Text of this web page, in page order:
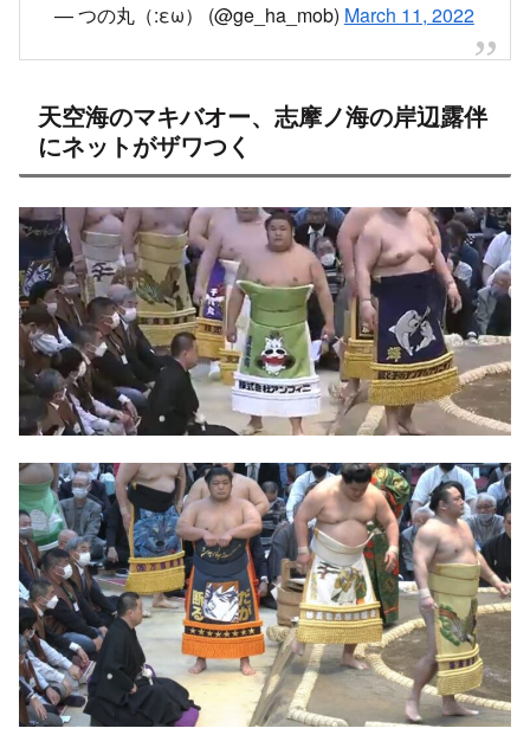
— つの丸（:εω） (@ge_ha_mob) March 11, 2022
天空海のマキバオー、志摩ノ海の岸辺露伴
にネットがザワつく